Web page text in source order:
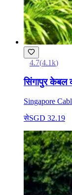
4.7(4.1k)
सिंगापुर केबल
Singapore
सेSGD 32.19